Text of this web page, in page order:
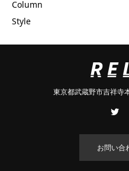
Column
Style
東京都武蔵野市吉祥寺
お問い合